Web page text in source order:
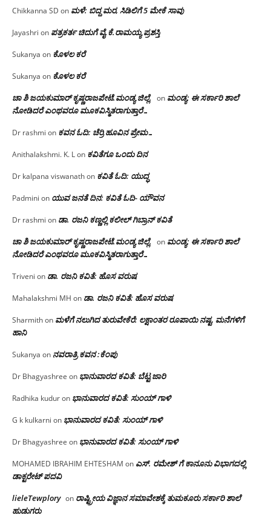
Chikkanna SD on ಮಳೆ: ಬಿದ್ದ ಮರ, ಸಿಡಿಲಿಗೆ 5 ಮೇಕೆ ಸಾವು
Jayashri on ಪತ್ರಕರ್ತ ಚಿದುಗೆ ವೈ.ಕೆ.ರಾಮಯ್ಯ ಪ್ರಶಸ್ತಿ
Sukanya on ಕೊಳಲ ಕರೆ
Sukanya on ಕೊಳಲ ಕರೆ
ಚಾ ಶಿ ಜಯಕುಮಾರ್ ಕೃಷ್ಣರಾಜಪೇಟೆ.ಮಂಡ್ಯ ಜಿಲ್ಲೆ. on ಮಂಡ್ಯ: ಈ ಸರ್ಕಾರಿ ಶಾಲೆ
ನೋಡಿದರೆ ಎಂಥವರೂ ಮೂಕವಿಸ್ಮಿತರಾಗುತ್ತಾರೆ…
Dr rashmi on ಕವನ ಓದಿ: ಚೆರ್ರಿ ಹೂವಿನ ಪ್ರೇಮ…
Anithalakshmi. K. Lon ಕವಿತೆಗೂ ಒಂದು ದಿನ
Dr kalpana viswanathon ಕವಿತೆ ಓದಿ: ಯುದ್ಧ
Padmini on ಯುವ ಜನತೆ ದಿನ: ಕವಿತೆ ಓದಿ- ಯೌವನ
Dr rashmi on ಡಾ. ರಜನಿ‌ ಕಣ್ಣಲ್ಲಿ ಕಲೀಲ್ ಗಿಬ್ರಾನ್ ಕವಿತೆ
ಚಾ ಶಿ ಜಯಕುಮಾರ್ ಕೃಷ್ಣರಾಜಪೇಟೆ.ಮಂಡ್ಯ ಜಿಲ್ಲೆ. on ಮಂಡ್ಯ: ಈ ಸರ್ಕಾರಿ ಶಾಲೆ
ನೋಡಿದರೆ ಎಂಥವರೂ ಮೂಕವಿಸ್ಮಿತರಾಗುತ್ತಾರೆ…
Triveni on ಡಾ. ರಜನಿ ಕವಿತೆ: ಹೊಸ ವರುಷ
Mahalakshmi MH on ಡಾ. ರಜನಿ ಕವಿತೆ: ಹೊಸ ವರುಷ
Sharmithon ಮಳೆಗೆ ನಲುಗಿದ ತುರುವೇಕೆರೆ: ಲಕ್ಷಾಂತರ ರೂಪಾಯಿ ನಷ್ಟ, ಮನೆಗಳಿಗೆ
ಹಾನಿ
Sukanya on ನವರಾತ್ರಿ ಕವನ :ಕೆಂಪು
Dr Bhagyashree on ಭಾನುವಾರದ ಕವಿತೆ: ಬೆಟ್ಟ ಜಾರಿ
Radhika kuduron ಭಾನುವಾರದ ಕವಿತೆ: ಸುಂಯ್ ಗಾಳಿ
G k kulkarni on ಭಾನುವಾರದ ಕವಿತೆ: ಸುಂಯ್ ಗಾಳಿ
Dr Bhagyashree on ಭಾನುವಾರದ ಕವಿತೆ: ಸುಂಯ್ ಗಾಳಿ
MOHAMED IBRAHIM EHTESHAM on ಎಸ್. ರಮೇಶ್ ಗೆ ಕಾನೂನು ವಿಭಾಗದಲ್ಲಿ
ಡಾಕ್ಟರೇಟ್ ಪದವಿ
lieleTewplory on ರಾಷ್ಟ್ರೀಯ ವಿಜ್ಞಾನ ಸಮಾವೇಶಕ್ಕೆ‌ ತುಮಕೂರು ಸರ್ಕಾರಿ ಶಾಲೆ
ಹುಡುಗರು